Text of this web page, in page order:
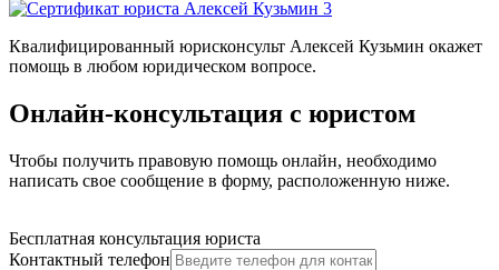
Квалифицированный юрисконсульт Алексей Кузьмин окажет
помощь в любом юридическом вопросе.
Онлайн-консультация с юристом
Чтобы получить правовую помощь онлайн, необходимо
написать свое сообщение в форму, расположенную ниже.
Бесплатная консультация юриста
Контактный телефон